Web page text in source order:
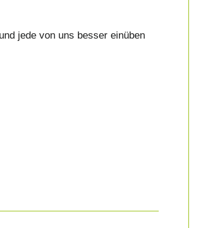
jede von uns besser einüben